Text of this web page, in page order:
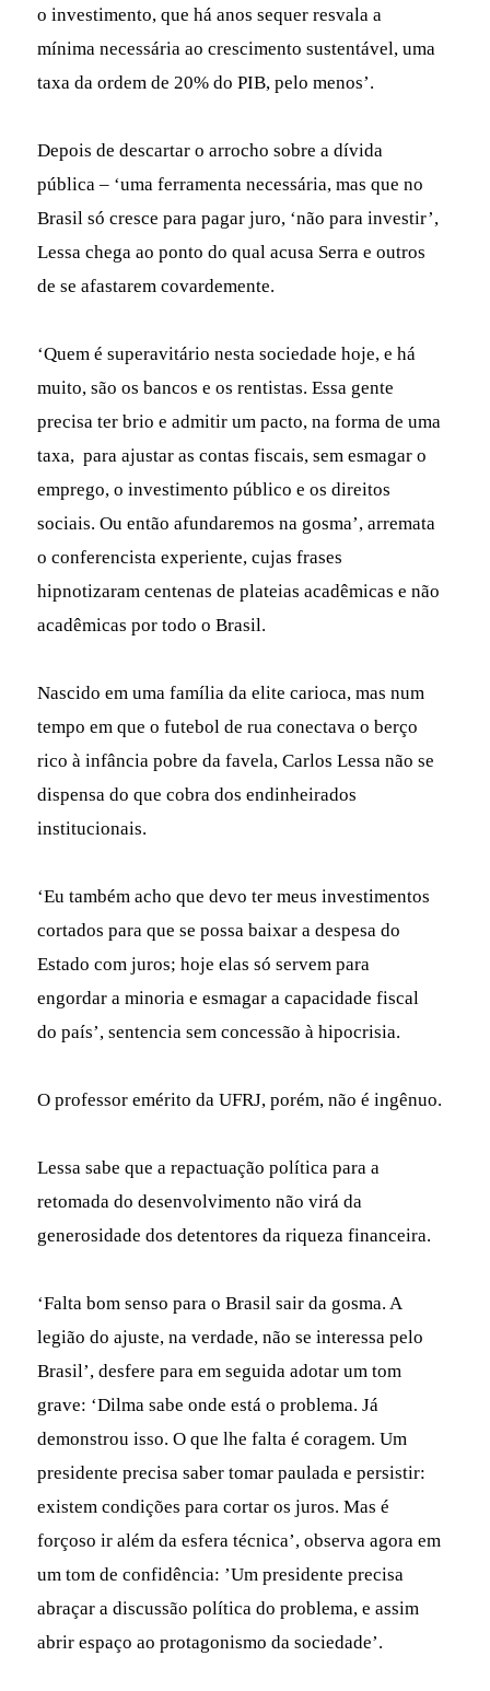
o investimento, que há anos sequer resvala a
mínima necessária ao crescimento sustentável, uma
taxa da ordem de 20% do PIB, pelo menos’.
Depois de descartar o arrocho sobre a dívida
pública – ‘uma ferramenta necessária, mas que no
Brasil só cresce para pagar juro, ‘não para investir’,
Lessa chega ao ponto do qual acusa Serra e outros
de se afastarem covardemente.
‘Quem é superavitário nesta sociedade hoje, e há
muito, são os bancos e os rentistas. Essa gente
precisa ter brio e admitir um pacto, na forma de uma
taxa, para ajustar as contas fiscais, sem esmagar o
emprego, o investimento público e os direitos
sociais. Ou então afundaremos na gosma’, arremata
o conferencista experiente, cujas frases
hipnotizaram centenas de plateias acadêmicas e não
acadêmicas por todo o Brasil.
Nascido em uma família da elite carioca, mas num
tempo em que o futebol de rua conectava o berço
rico à infância pobre da favela, Carlos Lessa não se
dispensa do que cobra dos endinheirados
institucionais.
‘Eu também acho que devo ter meus investimentos
cortados para que se possa baixar a despesa do
Estado com juros; hoje elas só servem para
engordar a minoria e esmagar a capacidade fiscal
do país’, sentencia sem concessão à hipocrisia.
O professor emérito da UFRJ, porém, não é ingênuo.
Lessa sabe que a repactuação política para a
retomada do desenvolvimento não virá da
generosidade dos detentores da riqueza financeira.
‘Falta bom senso para o Brasil sair da gosma. A
legião do ajuste, na verdade, não se interessa pelo
Brasil’, desfere para em seguida adotar um tom
grave: ‘Dilma sabe onde está o problema. Já
demonstrou isso. O que lhe falta é coragem. Um
presidente precisa saber tomar paulada e persistir:
existem condições para cortar os juros. Mas é
forçoso ir além da esfera técnica’, observa agora em
um tom de confidência: ’Um presidente precisa
abraçar a discussão política do problema, e assim
abrir espaço ao protagonismo da sociedade’.